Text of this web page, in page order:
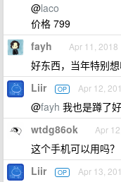
@laco
价格 799
fayh Apr 11, 2018
好东西，当年特别
Liir OP Apr 12,
@fayh 我也是蹲了
wtdg86ok Apr
这个手机可以用吗？
Liir OP Apr 13,